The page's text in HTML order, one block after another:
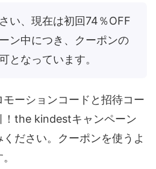
い、現在は初回74％OFF
ン中につき、クーポンの
となっています。
ーションコードと招待コー
！the kindestキャンペーン
ださい。クーポンを使うよ